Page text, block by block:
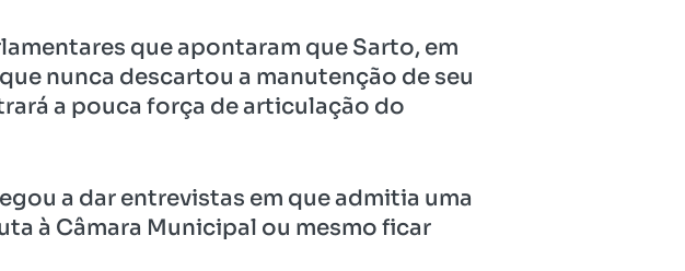
que apontaram que Sarto, em
nunca descartou a manutenção de seu
a pouca força de articulação do
a dar entrevistas em que admitia uma
à Câmara Municipal ou mesmo ficar